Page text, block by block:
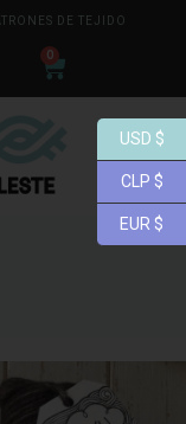
DE TEJIDO
0
USD $
CLP $
EUR $